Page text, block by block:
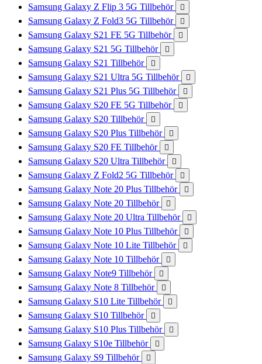
Samsung Galaxy Z Flip 3 5G Tillbehör

Samsung Galaxy Z Fold3 5G Tillbehör 
Samsung Galaxy S21 FE 5G Tillbehör 
Samsung Galaxy S21 5G Tillbehör 
Samsung Galaxy S21 Tillbehör 
Samsung Galaxy S21 Ultra 5G Tillbehör 
Samsung Galaxy S21 Plus 5G Tillbehör 
Samsung Galaxy S20 FE 5G Tillbehör 
Samsung Galaxy S20 Tillbehör 
Samsung Galaxy S20 Plus Tillbehör 
Samsung Galaxy S20 FE Tillbehör 
Samsung Galaxy S20 Ultra Tillbehör 
Samsung Galaxy Z Fold2 5G Tillbehör 
Samsung Galaxy Note 20 Plus Tillbehör 
Samsung Galaxy Note 20 Tillbehör 
Samsung Galaxy Note 20 Ultra Tillbehör 
Samsung Galaxy Note 10 Plus Tillbehör 
Samsung Galaxy Note 10 Lite Tillbehör 
Samsung Galaxy Note 10 Tillbehör 
Samsung Galaxy Note9 Tillbehör 
Samsung Galaxy Note 8 Tillbehör 
Samsung Galaxy S10 Lite Tillbehör 
Samsung Galaxy S10 Tillbehör 
Samsung Galaxy S10 Plus Tillbehör 
Samsung Galaxy S10e Tillbehör 
Samsung Galaxy S9 Tillbehör 